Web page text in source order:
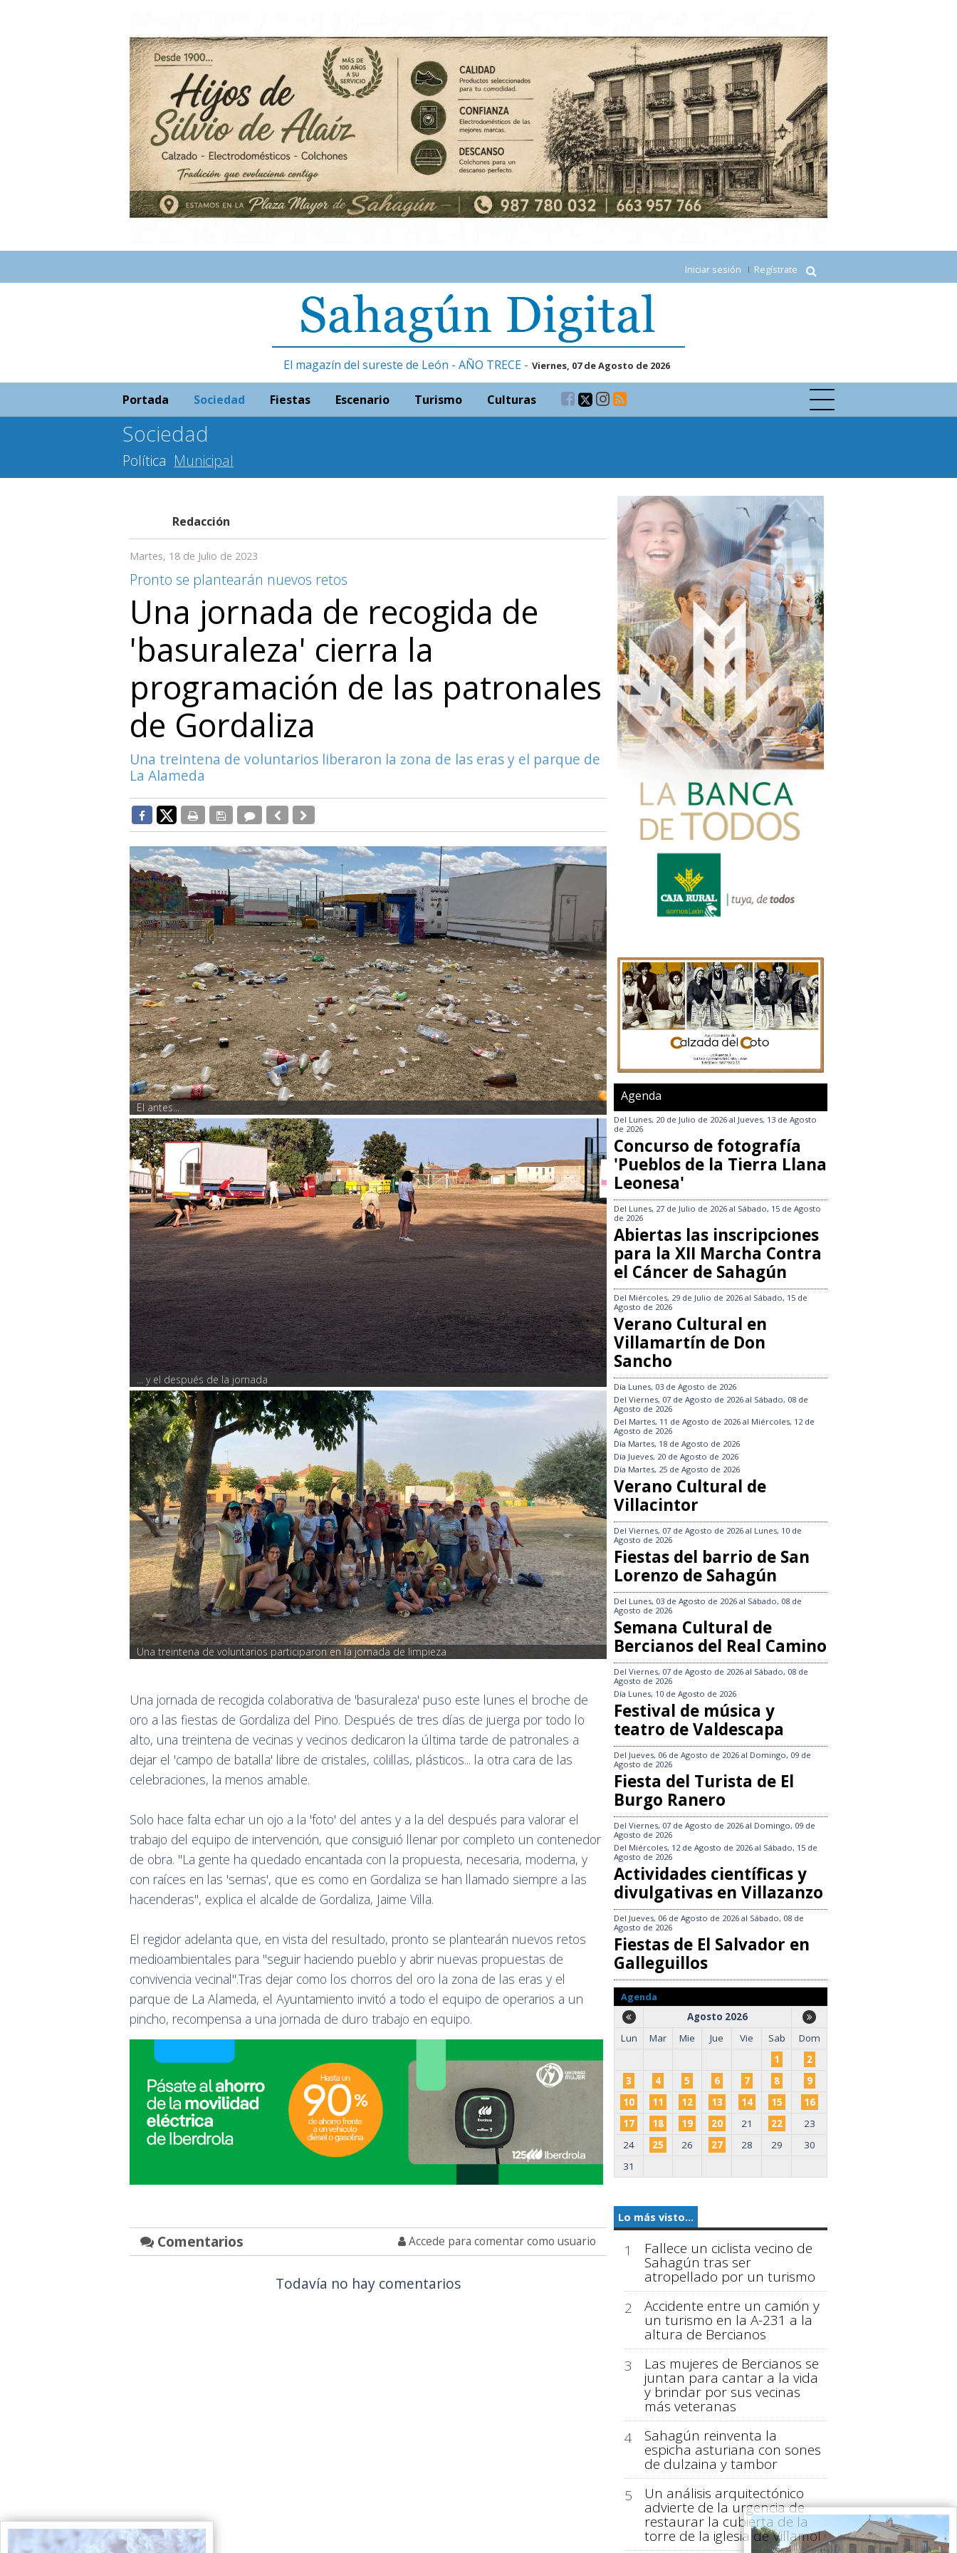
Iniciar sesión Regístrate
El magazín del sureste de León - AÑO TRECE - Viernes, 07 de Agosto de 2026
Portada Sociedad Fiestas Escenario Turismo Culturas
Sociedad
Política Municipal
Redacción
Martes, 18 de Julio de 2023
Pronto se plantearán nuevos retos
Una jornada de recogida de
'basuraleza' cierra la
programación de las patronales
de Gordaliza
Una treintena de voluntarios liberaron la zona de las eras y el parque de
La Alameda
El antes...
... y el después de la jornada
Una treintena de voluntarios participaron en la jornada de limpieza
Una jornada de recogida colaborativa de 'basuraleza' puso este lunes el broche de
oro a las fiestas de Gordaliza del Pino. Después de tres días de juerga por todo lo
alto, una treintena de vecinas y vecinos dedicaron la última tarde de patronales a
dejar el 'campo de batalla' libre de cristales, colillas, plásticos... la otra cara de las
celebraciones, la menos amable.
Solo hace falta echar un ojo a la 'foto' del antes y a la del después para valorar el
trabajo del equipo de intervención, que consiguió llenar por completo un contenedor
de obra. "La gente ha quedado encantada con la propuesta, necesaria, moderna, y
con raíces en las 'sernas', que es como en Gordaliza se han llamado siempre a las
hacenderas", explica el alcalde de Gordaliza, Jaime Villa.
El regidor adelanta que, en vista del resultado, pronto se plantearán nuevos retos
medioambientales para "seguir haciendo pueblo y abrir nuevas propuestas de
convivencia vecinal".Tras dejar como los chorros del oro la zona de las eras y el
parque de La Alameda, el Ayuntamiento invitó a todo el equipo de operarios a un
pincho, recompensa a una jornada de duro trabajo en equipo.
Comentarios Accede para comentar como usuario
Todavía no hay comentarios
Agenda
Del Lunes, 20 de Julio de 2026 al Jueves, 13 de Agosto
de 2026
Concurso de fotografía
'Pueblos de la Tierra Llana
Leonesa'
Del Lunes, 27 de Julio de 2026 al Sábado, 15 de Agosto
de 2026
Abiertas las inscripciones
para la XII Marcha Contra
el Cáncer de Sahagún
Del Miércoles, 29 de Julio de 2026 al Sábado, 15 de
Agosto de 2026
Verano Cultural en
Villamartín de Don
Sancho
Día Lunes, 03 de Agosto de 2026
Del Viernes, 07 de Agosto de 2026 al Sábado, 08 de
Agosto de 2026
Del Martes, 11 de Agosto de 2026 al Miércoles, 12 de
Agosto de 2026
Día Martes, 18 de Agosto de 2026
Día Jueves, 20 de Agosto de 2026
Día Martes, 25 de Agosto de 2026
Verano Cultural de
Villacintor
Del Viernes, 07 de Agosto de 2026 al Lunes, 10 de
Agosto de 2026
Fiestas del barrio de San
Lorenzo de Sahagún
Del Lunes, 03 de Agosto de 2026 al Sábado, 08 de
Agosto de 2026
Semana Cultural de
Bercianos del Real Camino
Del Viernes, 07 de Agosto de 2026 al Sábado, 08 de
Agosto de 2026
Día Lunes, 10 de Agosto de 2026
Festival de música y
teatro de Valdescapa
Del Jueves, 06 de Agosto de 2026 al Domingo, 09 de
Agosto de 2026
Fiesta del Turista de El
Burgo Ranero
Del Viernes, 07 de Agosto de 2026 al Domingo, 09 de
Agosto de 2026
Del Miércoles, 12 de Agosto de 2026 al Sábado, 15 de
Agosto de 2026
Actividades científicas y
divulgativas en Villazanzo
Del Jueves, 06 de Agosto de 2026 al Sábado, 08 de
Agosto de 2026
Fiestas de El Salvador en
Galleguillos
Agenda
Agosto 2026
Lun
Mar Mie Jue Vie Sab
Dom
1
2
3
4 5 6 7 8
9
10
11 12 13 14 15
16
17
18 19 20 21 22
23
24
25 26 27 28 29
30
31
Lo más visto...
1 Fallece un ciclista vecino de
Sahagún tras ser
atropellado por un turismo
2
Accidente entre un camión y
un turismo en la A-231 a la
altura de Bercianos
3
Las mujeres de Bercianos se
juntan para cantar a la vida
y brindar por sus vecinas
más veteranas
4
Sahagún reinventa la
espicha asturiana con sones
de dulzaina y tambor
5
Un análisis arquitectónico
advierte de la urgencia de
restaurar la cubierta de la
torre de la iglesia de Villamol